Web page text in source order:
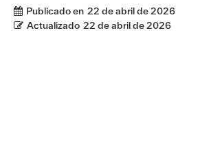
Publicado en 22 de abril de 2026
Actualizado 22 de abril de 2026